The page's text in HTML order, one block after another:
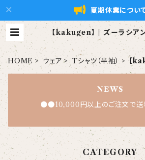
夏期休業につい
【kakugen】 | ズーラシア
【xZBt】公式ショップ
HOME ウェア Tシャツ（半袖） 【
NEWS
●●10,000円以上のご注文で
CATEGORY